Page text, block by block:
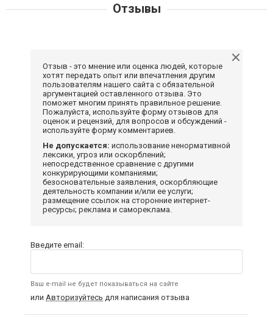
Отзывы
Отзыв - это мнение или оценка людей, которые
хотят передать опыт или впечатления другим
пользователям нашего сайта с обязательной
аргументацией оставленного отзыва. Это
поможет многим принять правильное решение.
Пожалуйста, используйте форму отзывов для
оценок и рецензий, для вопросов и обсуждений -
используйте форму комментариев.
Не допускается: использование ненормативной
лексики, угроз или оскорблений;
непосредственное сравнение с другими
конкурирующими компаниями;
безосновательные заявления, оскорбляющие
деятельность компании и/или ее услуги;
размещение ссылок на сторонние интернет-
ресурсы; реклама и самореклама.
Введите email:
Ваш e-mail не будет показываться на сайте
или Авторизуйтесь для написания отзыва